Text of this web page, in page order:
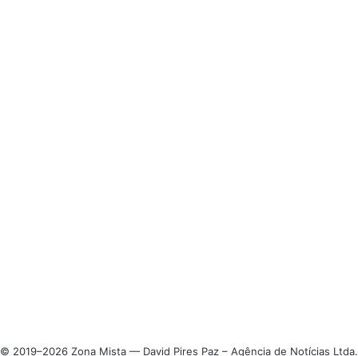
© 2019–2026 Zona Mista — David Pires Paz – Agência de Notícias Ltda.